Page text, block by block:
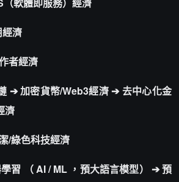
濟
者經濟
➔ 加密貨幣/Web3經濟 ➔去中心化金
濟
/綠色科技經濟
習 （AI/ ML ，預大語言模型） ➔ 預